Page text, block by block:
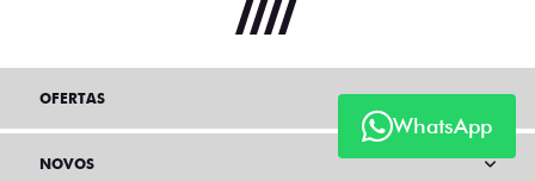
WhatsApp
OFERTAS
NOVOS